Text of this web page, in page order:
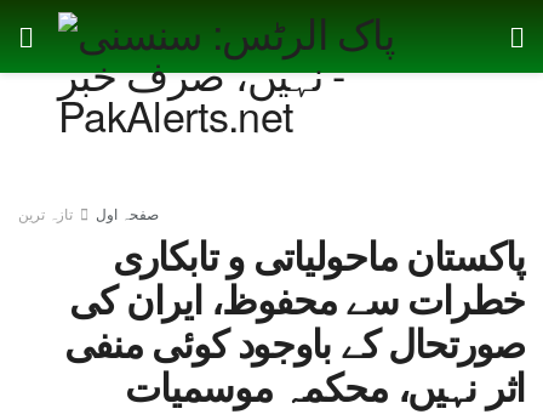
صفحہ اول تازہ ترین
پاکستان ماحولیاتی و تابکاری
خطرات سے محفوظ، ایران کی
صورتحال کے باوجود کوئی منفی
اثر نہیں، محکمہ موسمیات